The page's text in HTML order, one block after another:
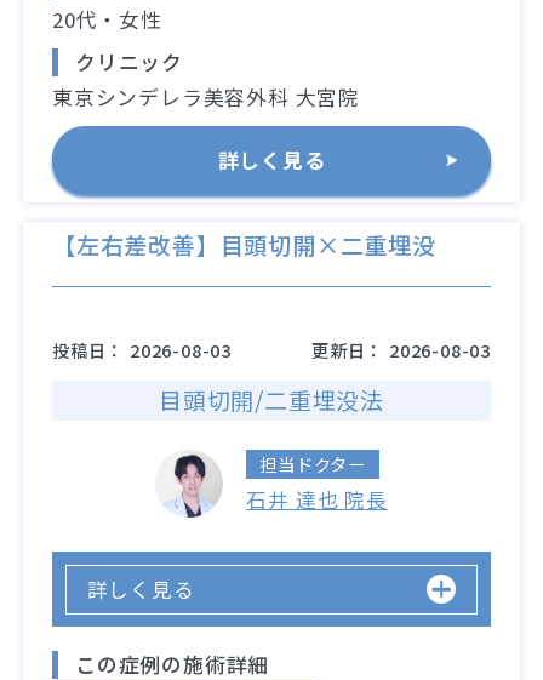
20代・女性
クリニック
東京シンデレラ美容外科 大宮院
詳しく見る
【左右差改善】目頭切開×二重埋没
投稿日： 2026-08-03 更新日： 2026-08-03
目頭切開/二重埋没法
担当ドクター
石井 達也 院長
詳しく見る
この症例の施術詳細